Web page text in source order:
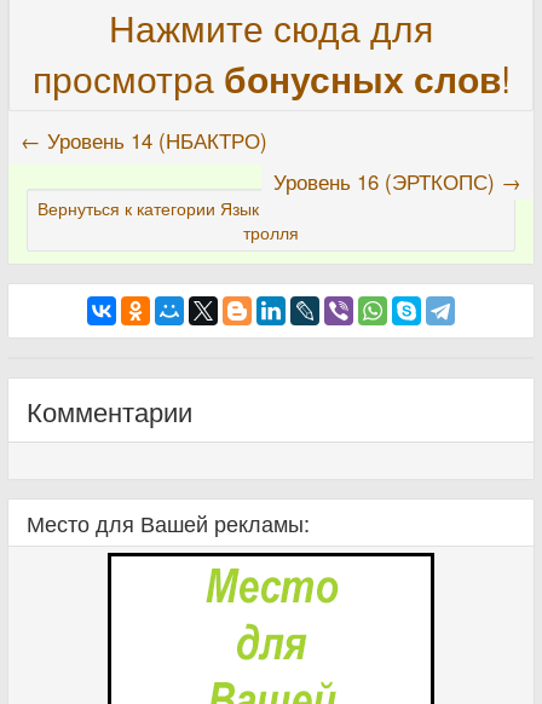
Нажмите сюда для
просмотра бонусных слов!
← Уровень 14 (НБАКТРО)
Уровень 16 (ЭРТКОПС) →
Вернуться к категории Язык
тролля
Комментарии
Место для Вашей рекламы: